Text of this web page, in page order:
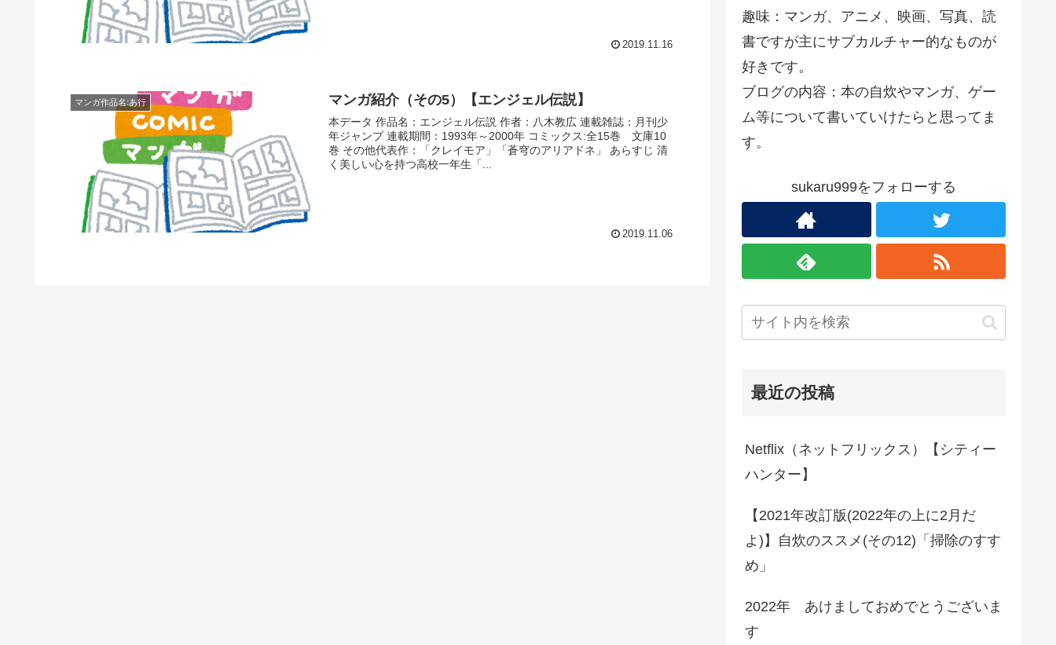
2019.11.16
マンガ作品名:あ行 マンガ紹介（その5）【エンジェル伝説】
本データ 作品名：エンジェル伝説 作者：八木教広 連載雑誌：月刊少
年ジャンプ 連載期間：1993年～2000年 コミックス:全15巻 文庫10
巻 その他代表作：「クレイモア」「蒼穹のアリアドネ」 あらすじ 清
く美しい心を持つ高校一年生「...
2019.11.06
趣味：マンガ、アニメ、映画、写真、読
書ですが主にサブカルチャー的なものが
好きです。
ブログの内容：本の自炊やマンガ、ゲー
ム等について書いていけたらと思ってま
す。
sukaru999をフォローする
最近の投稿
Netflix（ネットフリックス）【シティー
ハンター】
【2021年改訂版(2022年の上に2月だ
よ)】自炊のススメ(その12)「掃除のすす
め」
2022年 あけましておめでとうございま
す